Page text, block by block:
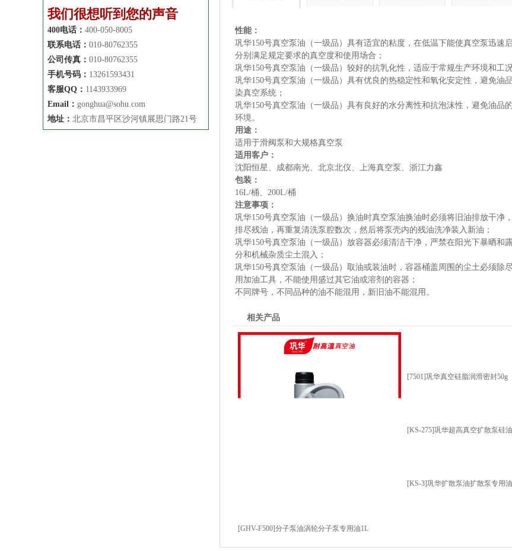
性能：
巩华150号真空泵油（一级品）具有适宜的粘度，在低温下能使真空泵迅速
分别满足规定要求的真空度和使用场合；
巩华150号真空泵油（一级品）较好的抗乳化性，适应于常规生产环境和工况
巩华150号真空泵油（一级品）具有优良的热稳定性和氧化安定性，避免
染真空系统；
巩华150号真空泵油（一级品）具有良好的水分离性和抗泡沫性，避免油
环境。
用途：
适用于滑阀泵和大规格真空泵
适用客户：
沈阳恒星、成都南光、北京北仪、上海真空泵、浙江力鑫
包装：
16L/桶、200L/桶
注意事项：
巩华150号真空泵油（一级品）换油时真空泵油换油时必须将旧油排放干
排尽残油，再重复清洗泵腔数次，然后将泵壳内的残油洗净装入新油；
巩华150号真空泵油（一级品）放容器必须清洁干净，严禁在阳光下暴晒
分和机械杂质尘土混入；
巩华150号真空泵油（一级品）取油或装油时，容器桶盖周围的尘土必须
用加油工具，不能使用盛过其它油或溶剂的容器；
不同牌号，不同品种的油不能混用，新旧油不能混用。
相关产品
[GHV-F500]分子泵油涡轮分子泵专用油1L
[7501]巩华真空硅脂润滑密封50g
[KS-275]巩华超高真空扩散泵硅
[KS-3]巩华扩散泵油扩散泵专用
我们很想听到您的声音
400电话： 400-050-8005
联系电话： 010-80762355
公司传真： 010-80762355
手机号码： 13261593431
客服QQ： 1143933969
Email： gonghua@sohu.com
地址： 北京市昌平区沙河镇展思门路21号